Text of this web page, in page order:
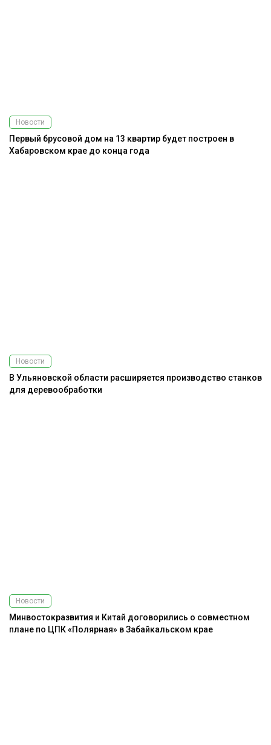
Новости
Первый брусовой дом на 13 квартир будет построен в
Хабаровском крае до конца года
Новости
В Ульяновской области расширяется производство станков
для деревообработки
Новости
Минвостокразвития и Китай договорились о совместном
плане по ЦПК «Полярная» в Забайкальском крае